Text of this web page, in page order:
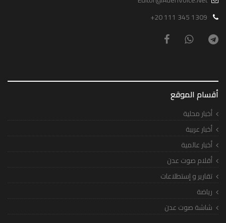
+20 111 345 1309
أقسام الموقع
أخبار محلية
أخبار عربية
أخبار عالمية
أقلام صوت عدن
تقارير و إستطلاعات
رياضة
شاشة صوت عدن